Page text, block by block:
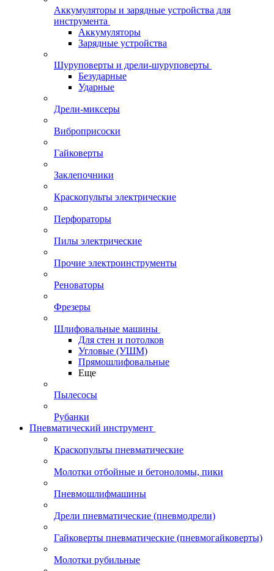
Аккумуляторы и зарядные устройства для
инструмента
Аккумуляторы
Зарядные устройства
Шуруповерты и дрели-шуруповерты
Безударные
Ударные
Дрели-миксеры
Виброприсоски
Гайковерты
Заклепочники
Краскопульты электрические
Перфораторы
Пилы электрические
Прочие электроинструменты
Реноваторы
Фрезеры
Шлифовальные машины
Для стен и потолков
Угловые (УШМ)
Прямошлифовальные
Еще
Пылесосы
Рубанки
Пневматический инструмент
Краскопульты пневматические
Молотки отбойные и бетоноломы, пики
Пневмошлифмашины
Дрели пневматические (пневмодрели)
Гайковерты пневматические (пневмогайковерты)
Молотки рубильные